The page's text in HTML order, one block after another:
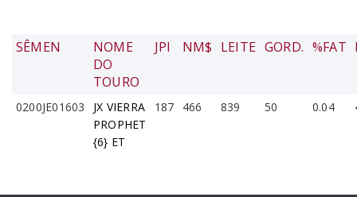
SÊMEN
NOME
DO
TOURO
JPI NM$ LEITE GORD. %FAT
0200JE01603
JX VIERRA
PROPHET
{6} ET
187 466 839 50 0.04